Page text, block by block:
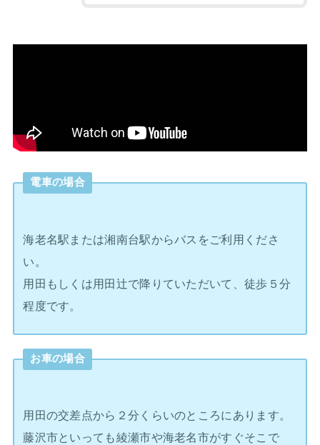
電車の場合
海老名駅または湘南台駅からバスをご利用くださ
い。
用田もしくは用田辻で降りていただいて、徒歩５分
程度です。
お車の場合
用田の交差点から２分くらいのところにあります。
藤沢市といっても綾瀬市や海老名市がすぐそこで